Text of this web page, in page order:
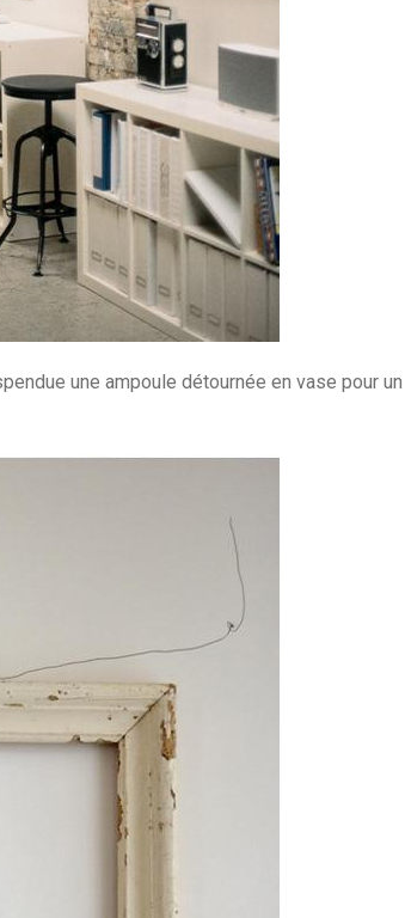
une ampoule détournée en vase pour un